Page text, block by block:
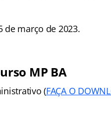
de março de 2023.
MP BA
(FAÇA O